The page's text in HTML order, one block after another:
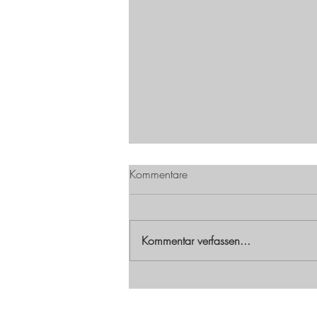
Ladies Night on Tour
Kommentare
Kommentar verfassen...